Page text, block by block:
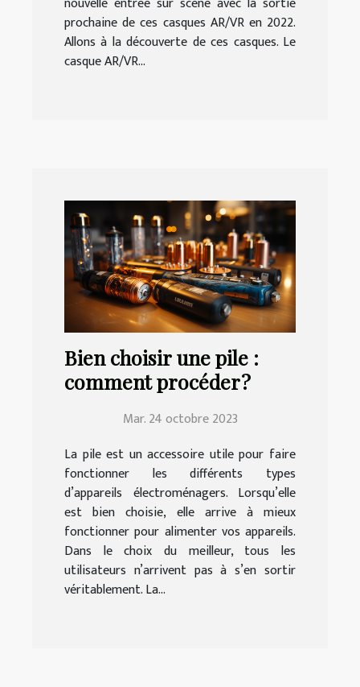
prochaine de ces casques AR/VR en 2022.
Allons à la découverte de ces casques. Le
casque AR/VR...
Bien choisir une pile :
comment procéder ?
Mar. 24 octobre 2023
La pile est un accessoire utile pour faire
fonctionner les différents types
d’appareils électroménagers. Lorsqu’elle
est bien choisie, elle arrive à mieux
fonctionner pour alimenter vos appareils.
Dans le choix du meilleur, tous les
utilisateurs n’arrivent pas à s’en sortir
véritablement. La...